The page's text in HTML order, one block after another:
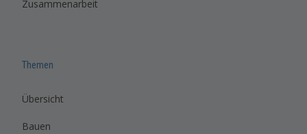
Zusammenarbeit
Themen
Übersicht
Bauen